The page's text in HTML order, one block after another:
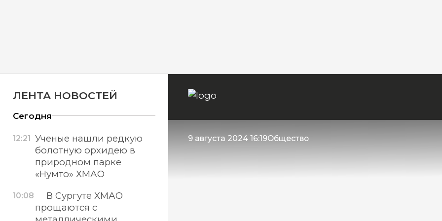
9 августа 2024 16:19Общество
ЛЕНТА НОВОСТЕЙ
Сегодня
12:21
Ученые нашли редкую
болотную орхидею в
природном парке
«Нумто» ХМАО
10:08
В Сургуте ХМАО
прощаются с